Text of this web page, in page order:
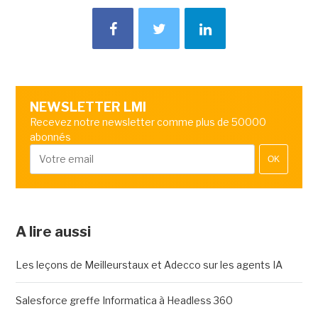
NEWSLETTER LMI
Recevez notre newsletter comme plus de 50000
abonnés
OK
A lire aussi
Les leçons de Meilleurstaux et Adecco sur les agents IA
Salesforce greffe Informatica à Headless 360